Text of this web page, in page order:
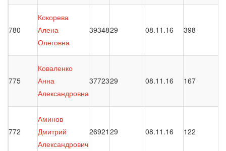
780
Кокорева
Алена
Олеговна
3934829 08.11.16 398
775
Коваленко
Анна
Александровна
3772329 08.11.16 167
772
Аминов
Дмитрий
Александрович
26921 29 08.11.16 122